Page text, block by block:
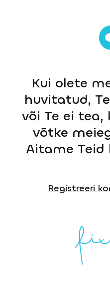
Kui olete
huvitatud,
või Te ei
võtke
Aitame Teid
Registreeri